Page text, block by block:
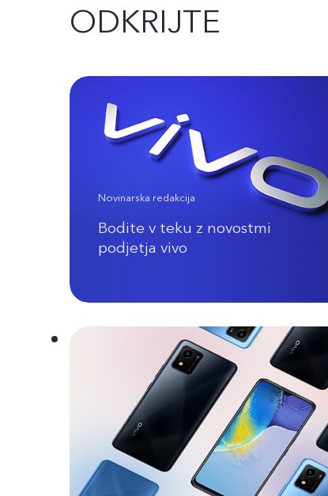
ODKRIJTE
Novinarska redakcija
Bodite v teku z novostmi
podjetja vivo